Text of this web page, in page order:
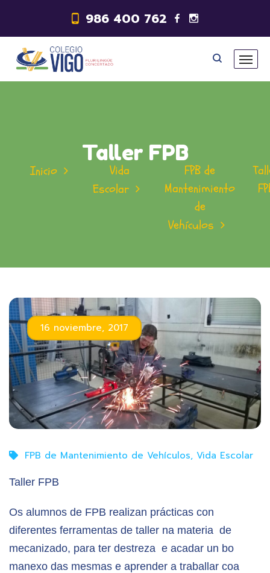
986 400 762
Taller FPB
Inicio
Vida
Escolar
FPB de
Mantenimiento
de
Vehículos
16 noviembre, 2017
FPB de Mantenimiento de Vehículos, Vida Escolar
Taller FPB
Os alumnos de FPB realizan prácticas con
diferentes ferramentas de taller na materia de
mecanizado, para ter destreza e acadar un bo
manexo das mesmas e aprender a traballar coa